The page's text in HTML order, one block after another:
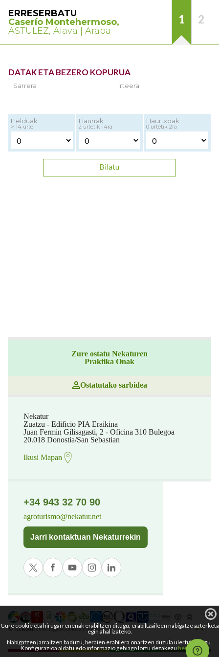
ERRESERBATU
Caserío Montehermoso,
ASTULEZ, Alava | Araba
1 2
DATAK ETA BEZERO KOPURUA
Sarrera Irteera
Helduak
> 14 urte
Haurrak
2 urtetik 14ra
Haurtxoak
0 urtetik 2ra
Bilatu
Zure ostatu Nekaturen
Praktika Onak
Ostatutako sarbidea
Nekatur
Zuatzu - Edificio PIA Eraikina
Juan Fermin Gilisagasti, 2 - Oficina 310 Bulegoa
20.018 Donostia/San Sebastian
Ikusi Mapan
+34 943 32 70 90
agroturismo@nekatur.net
Jarri kontaktuan Nekaturrekin
© nekaturOhar legala Cookies Politika
Gure cookie eta hirugarrenenak erabiltzen ditugu, erabiltzaileen nabigatze azterketa
egin ahal izateko.
Nabigatzen jarraitzen baduzu, beraien erabilera onartzen duzula ulertuko dugu.
Konfigurazioa aldatu edo informazio gehiago lortu dezakezuhemen.